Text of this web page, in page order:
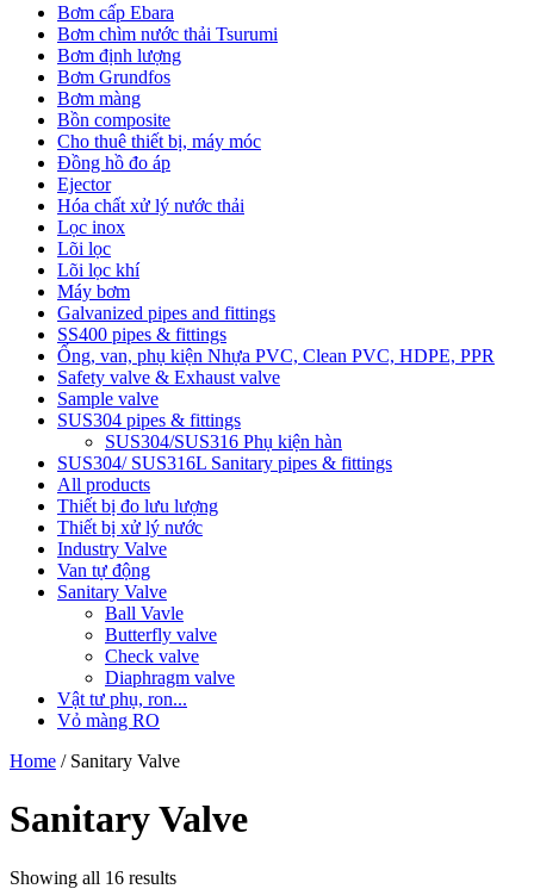
Bơm cấp Ebara
Bơm chìm nước thải Tsurumi
Bơm định lượng
Bơm Grundfos
Bơm màng
Bồn composite
Cho thuê thiết bị, máy móc
Đồng hồ đo áp
Ejector
Hóa chất xử lý nước thải
Lọc inox
Lõi lọc
Lõi lọc khí
Máy bơm
Galvanized pipes and fittings
SS400 pipes & fittings
Ống, van, phụ kiện Nhựa PVC, Clean PVC, HDPE, PPR
Safety valve & Exhaust valve
Sample valve
SUS304 pipes & fittings
SUS304/SUS316 Phụ kiện hàn
SUS304/ SUS316L Sanitary pipes & fittings
All products
Thiết bị đo lưu lượng
Thiết bị xử lý nước
Industry Valve
Van tự động
Sanitary Valve
Ball Vavle
Butterfly valve
Check valve
Diaphragm valve
Vật tư phụ, ron...
Vỏ màng RO
Home / Sanitary Valve
Sanitary Valve
Showing all 16 results